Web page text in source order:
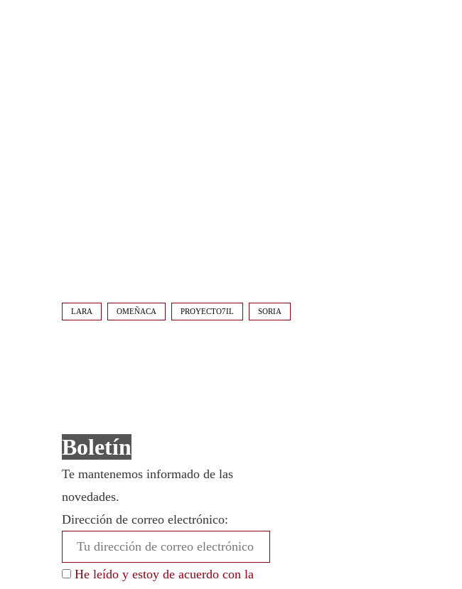
LARA OMEÑACA PROYECTO7IL SORIA
Boletín
Te mantenemos informado de las
novedades.
Dirección de correo electrónico:
He leído y estoy de acuerdo con la